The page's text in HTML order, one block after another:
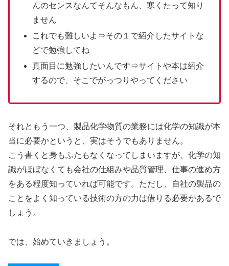
んのセンスなんてそんなもん、寒くたって知り
ません
これでも難しいよ⇒その１で紹介したサイトな
どで勉強してね
真面目に勉強したいんです⇒サイトや本は紹介
するので、そこでがっつりやってください
それともう一つ、製品化学物質の業務には化学の知識が本
当に必要かというと、実はそうでもありません。
こう書くと身もふたもなくなってしまいますが、化学の知
識がほぼなくても会社の仕組みや品質管理、仕事の進め方
をある程度知っていれば可能です。ただし、自社の製品の
ことをよく知っている技術の方の力は借りる必要があるで
しょう。
では、始めていきましょう。